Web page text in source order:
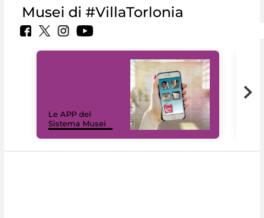
Musei di #VillaTorlonia
Le APP del
Sistema Musei